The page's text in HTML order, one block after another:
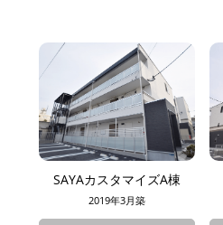
SAYAカスタマイズA棟
2019年3月築